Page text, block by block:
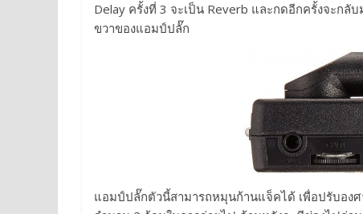
Delay ครั้งที่ 3 จะเป็น Reverb และกดอีกครั้งจะกลั
ขวาของแอมป์ปลั๊ก
แอมป์ปลั๊กตัวนี้สามารถหมุนก้านแจ็คได้ เพื่อปรับอง